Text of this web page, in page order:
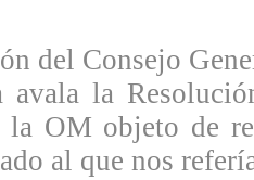
del Consejo
avala la
OM objeto de
al que nos